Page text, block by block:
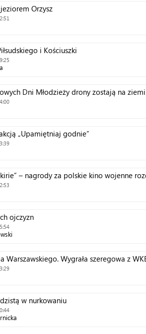
Orzysz
i Kościuszki
Dni Młodzieży drony zostają na ziemi
„Upamiętniaj godnie”
– nagrody za polskie kino wojenne
ojczyzn
Warszawskiego. Wygrała szeregowa z
w nurkowaniu